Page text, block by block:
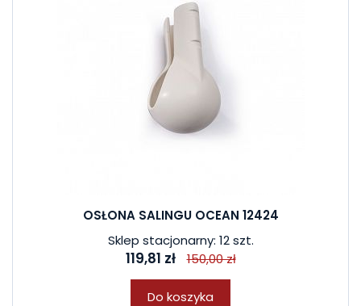
OSŁONA SALINGU OCEAN 12424
Sklep stacjonarny: 12 szt.
119,81 zł 150,00 zł
Do koszyka